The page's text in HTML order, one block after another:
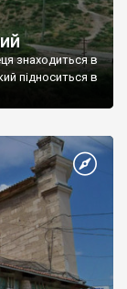
знаходиться в
підноситься в